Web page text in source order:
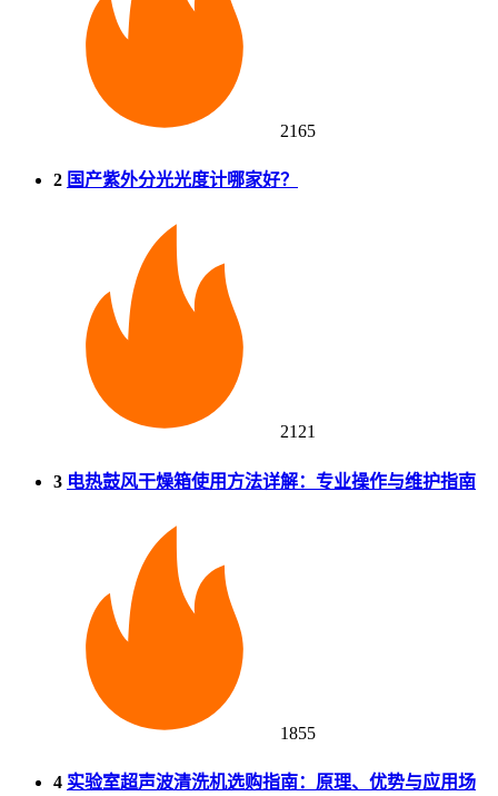
2165
2 国产紫外分光光度计哪家好？
2121
3 电热鼓风干燥箱使用方法详解：专业操作与维护指南
1855
4 实验室超声波清洗机选购指南：原理、优势与应用场